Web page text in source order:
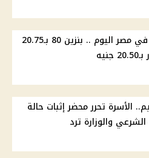
أسعار الوقود في مصر اليوم .. بنزين 80 بـ20.75
الـ4% ريم.. الأسرة تحرر محضر إثبات حالة
والوزارة ترد